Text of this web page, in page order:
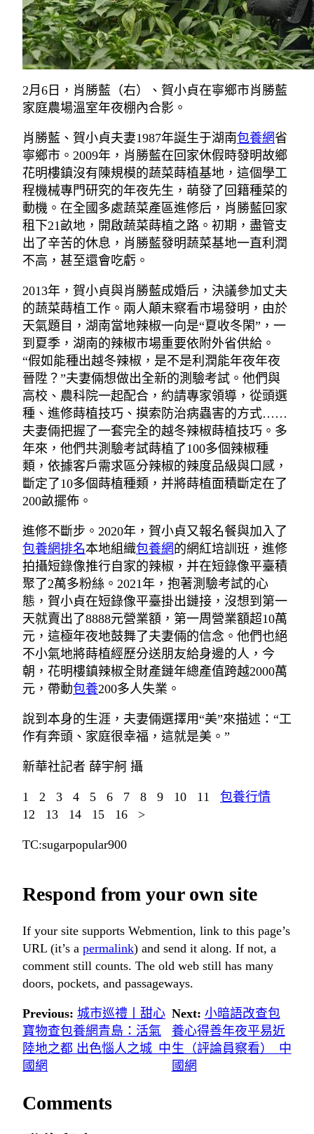
2月6日，肖勝藍（右）、賀小貞在寧鄉市肖勝藍
家庭農場溫室年夜棚內合影。
肖勝藍、賀小貞夫妻1987年誕生于湖南包養網省
寧鄉市。2009年，肖勝藍在回家休假時發明故鄉
花明樓鎮沒有陳規模的蔬菜蒔植基地，這個學工
程機械專門研究的年夜先生，萌發了回籍種菜的
動機。在全國多處蔬菜產區進修后，肖勝藍回家
租下21畝地，開啟蔬菜蒔植之路。初期，盡管支
出了辛苦的休息，肖勝藍發明蔬菜基地一直利潤
不高，甚至還會吃虧。
2013年，賀小貞與肖勝藍成婚后，決議參加丈夫
的蔬菜蒔植工作。兩人顛末察看市場發明，由於
天氣題目，湖南當地辣椒一向是“夏收冬閑”，一
到夏季，湖南的辣椒市場重要依附外省供給。
“假如能種出越冬辣椒，是不是利潤能年夜年夜
晉陞？”夫妻倆想做出全新的測驗考試。他們與
高校、農科院一起配合，約請專家領導，從頭選
種、進修蒔植技巧、摸索防治病蟲害的方式……
夫妻倆把握了一套完全的越冬辣椒蒔植技巧。多
年來，他們共測驗考試蒔植了100多個辣椒種
類，依據客戶需求區分辣椒的辣度品級與口感，
斷定了10多個蒔植種類，并將蒔植面積斷定在了
200畝擺佈。
進修不斷步。2020年，賀小貞又報名餐與加入了
包養網排名本地組織包養網 的網紅培訓班，進修
拍攝短錄像推行自家的辣椒，并在短錄像平臺積
聚了2萬多粉絲。2021年，抱著測驗考試的心
態，賀小貞在短錄像平臺掛出鏈接，沒想到第一
天就賣出了8888元營業額，第一周營業額超10萬
元，這極年夜地鼓舞了夫妻倆的信念。他們也絕
不小氣地將蒔植經歷分送朋友給身邊的人，今
朝，花明樓鎮辣椒全財產鏈年總產值跨越2000萬
元，帶動包養200多人失業。
說到本身的生涯，夫妻倆選擇用“美”來描述：“工
作有奔頭、家庭很幸福，這就是美。”
新華社記者 薛宇舸 攝
1 2 3 4 5 6 7 8 9 10 11 包養行情
12 13 14 15 16 >
TC:sugarpopular900
Respond from your own site
If your site supports Webmention, link to this page’s
URL (it’s a permalink) and send it along. If not, a
comment still counts. The old web still has many
doors, pockets, and passageways.
Previous: 城市巡禮丨甜心
寶物查包養網青島：活氣
陸地之都 出色惱人之城_中
國網
Next: 小暗語改查包
養心得善年夜平易近
生（評論員察看）_中
國網
Comments